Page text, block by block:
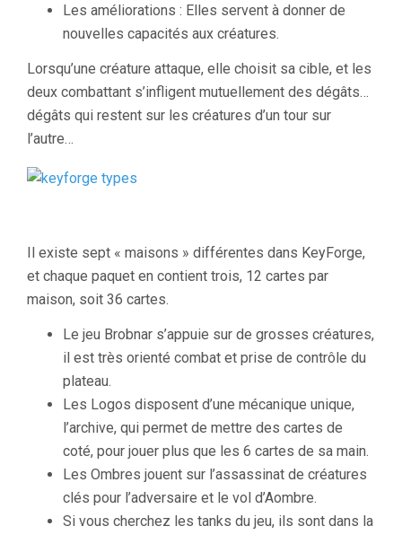
Les améliorations : Elles servent à donner de
nouvelles capacités aux créatures.
Lorsqu’une créature attaque, elle choisit sa cible, et les
deux combattant s’infligent mutuellement des dégâts…
dégâts qui restent sur les créatures d’un tour sur
l’autre…
Il existe sept « maisons » différentes dans KeyForge,
et chaque paquet en contient trois, 12 cartes par
maison, soit 36 cartes.
Le jeu Brobnar s’appuie sur de grosses créatures,
il est très orienté combat et prise de contrôle du
plateau.
Les Logos disposent d’une mécanique unique,
l’archive, qui permet de mettre des cartes de
coté, pour jouer plus que les 6 cartes de sa main.
Les Ombres jouent sur l’assassinat de créatures
clés pour l’adversaire et le vol d’Aombre.
Si vous cherchez les tanks du jeu, ils sont dans la